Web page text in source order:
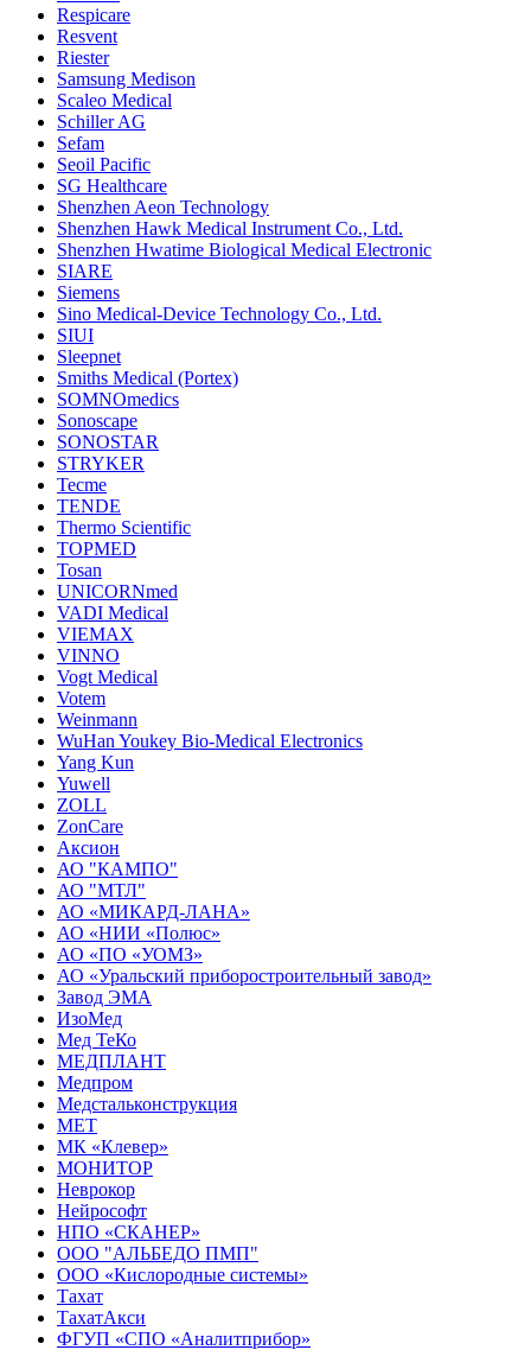
Respicare
Resvent
Riester
Samsung Medison
Scaleo Medical
Schiller AG
Sefam
Seoil Pacific
SG Healthcare
Shenzhen Aeon Technology
Shenzhen Hawk Medical Instrument Co., Ltd.
Shenzhen Hwatime Biological Medical Electronic
SIARE
Siemens
Sino Medical-Device Technology Co., Ltd.
SIUI
Sleepnet
Smiths Medical (Portex)
SOMNOmedics
Sonoscape
SONOSTAR
STRYKER
Tecme
TENDE
Thermo Scientific
TOPMED
Tosan
UNICORNmed
VADI Medical
VIEMAX
VINNO
Vogt Medical
Votem
Weinmann
WuHan Youkey Bio-Medical Electronics
Yang Kun
Yuwell
ZOLL
ZonCare
Аксион
АО "КАМПО"
АО "МТЛ"
АО «МИКАРД-ЛАНА»
АО «НИИ «Полюс»
АО «ПО «УОМЗ»
АО «Уральский приборостроительный завод»
Завод ЭМА
ИзоМед
Мед ТеКо
МЕДПЛАНТ
Медпром
Медстальконструкция
МЕТ
МК «Клевер»
МОНИТОР
Неврокор
Нейрософт
НПО «СКАНЕР»
ООО "АЛЬБЕДО ПМП"
ООО «Кислородные системы»
Тахат
ТахатАкси
ФГУП «СПО «Аналитприбор»